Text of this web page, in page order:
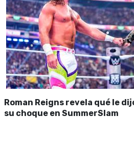
Roman Reigns revela qué le
su choque en SummerSlam